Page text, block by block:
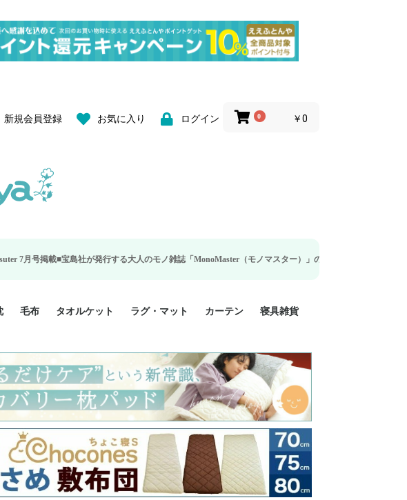
新規会員登録 お気に入り ログイン 0 ￥0
が発行する大人のモノ雑誌「MonoMaster（モノマスター）」の疲労回復・睡眠の向上特集に当社のリカバ
ジュニア 掛け布団カバー
シングル 掛け布団カバー
シングルロング 掛け布団
カバー
セミダブル 掛け布団カバ
ー
ダブル 掛け布団カバー
ダブルロング 掛け布団カ
バー
クィーン 掛け布団カバー
暖か 掛け布団カバー
ジュニア 敷布団カバー
セミシングル 敷布団カバ
ー
シングル 敷布団カバー
シングルロング 敷布団カ
バー
ダブル 敷布団カバー
35x50cm 枕カバー
43x63cm 枕カバー
50x70cm 枕カバー
シルク 枕カバー
シングル BOXシーツ
シングルロング BOXシー
ツ
セミダブル BOXシーツ
ダブル BOXシーツ
スーパーロング BOXシー
ツ
トン カバー2点セット
カバー3点セット
さめ 35×50cm
や小さめ 35×55cm
通 43×63cm
きめ 50×70cm
イプ枕
反発枕
反発枕
能性枕・その他枕
毛布 タオルケット
ハーフサイズ
シングルサイズ
セミダブルサイズ
ダブルサイズ
接触冷感
天然素材 綿100%
ラグ・マット カーテン
既成カーテンのサイズ
遮光カーテン
レース・シアーカーテン
Disney ディズニーカーテ
ン
MOOMIN ムーミンカーテ
ン
PEANUTS ピーナツカー
テン (SNOOPY スヌーピ
ー)
寝具雑貨
美容・化粧品
シルク寝具・雑貨
HURONテクノロジー リ
カバリー寝具
ソファカバー
ひざ掛け
パジャマ
クッション
玄関・フロアーマット
ペット用ベッド
インテリア
その他寝具雑貨